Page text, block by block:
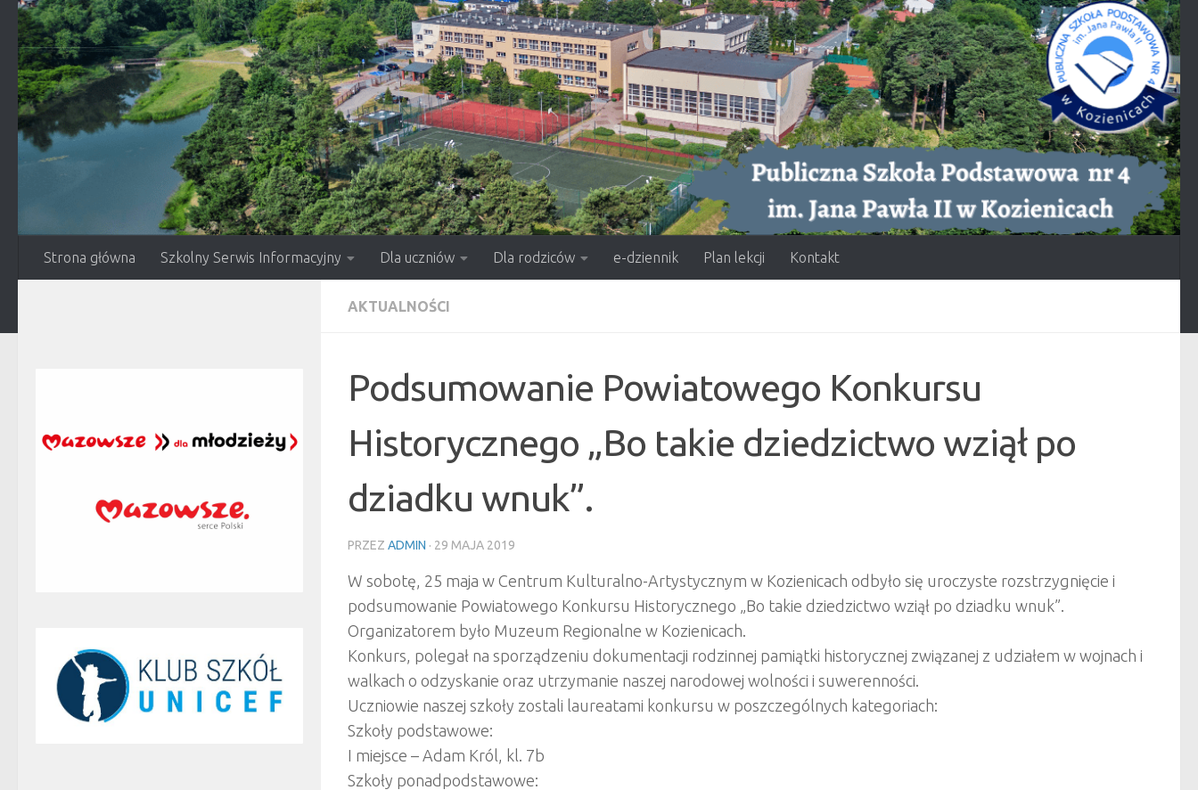
Przejdź do treści
Strona główna Szkolny Serwis Informacyjny Dla uczniów Dla rodziców e-dziennik Plan lekcji Kontakt
AKTUALNOŚCI
Podsumowanie Powiatowego Konkursu
Historycznego „Bo takie dziedzictwo wziął po
dziadku wnuk”.
PRZEZ ADMIN · 29 MAJA 2019
W sobotę, 25 maja w Centrum Kulturalno-Artystycznym w Kozienicach odbyło się uroczyste rozstrzygnięcie i
podsumowanie Powiatowego Konkursu Historycznego „Bo takie dziedzictwo wziął po dziadku wnuk”.
Organizatorem było Muzeum Regionalne w Kozienicach.
Konkurs, polegał na sporządzeniu dokumentacji rodzinnej pamiątki historycznej związanej z udziałem w wojnach i
walkach o odzyskanie oraz utrzymanie naszej narodowej wolności i suwerenności.
Uczniowie naszej szkoły zostali laureatami konkursu w poszczególnych kategoriach:
Szkoły podstawowe:
I miejsce – Adam Król, kl. 7b
Szkoły ponadpodstawowe: